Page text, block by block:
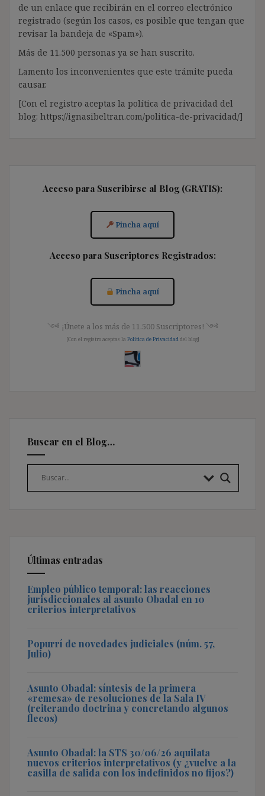
de un enlace que recibirán en el correo electrónico
registrado (según los casos, es posible que tengan que
revisar la bandeja de «Spam»).
Más de 11.500 personas ya se han suscrito.
Lamento los inconvenientes que este trámite pueda
causar.
[Con el registro aceptas la política de privacidad del
blog: https://ignasibeltran.com/politica-de-privacidad/]
Acceso para Suscribirse al Blog (GRATIS):
Pincha aquí
Acceso para Suscriptores Registrados:
Pincha aquí
༺ ¡Únete a los más de 11.500 Suscriptores! ༺
[Con el registro aceptas la Política de Privacidad del blog]
Buscar en el Blog…
Últimas entradas
Empleo público temporal: las reacciones
jurisdiccionales al asunto Obadal en 10
criterios interpretativos
Popurrí de novedades judiciales (núm. 57,
Julio)
Asunto Obadal: síntesis de la primera
«remesa» de resoluciones de la Sala IV
(reiterando doctrina y concretando algunos
flecos)
Asunto Obadal: la STS 30/06/26 aquilata
nuevos criterios interpretativos (y ¿vuelve a la
casilla de salida con los indefinidos no fijos?)